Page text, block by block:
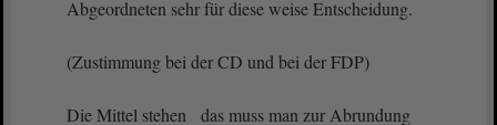
Abgeordneten sehr für diese weise Entscheidung.
(Zustimmung bei der CD und bei der FDP)
Die Mittel stehen das muss man zur Abrundung